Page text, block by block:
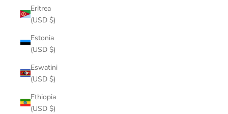
Eritrea
(USD $)
Estonia
(USD $)
Eswatini
(USD $)
Ethiopia
(USD $)